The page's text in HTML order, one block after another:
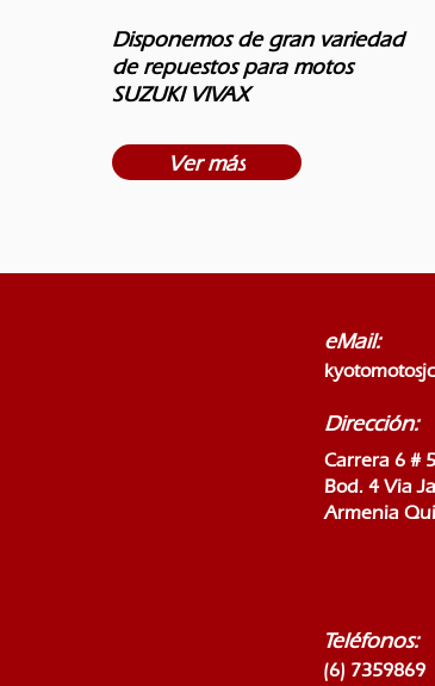
Disponemos de gran variedad
de repuestos para motos
SUZUKI VIVAX
Ver más
eMail:
Dirección:
Carrera 6 #
Bod. 4 Via
Armenia
Teléfonos:
(6) 7359869